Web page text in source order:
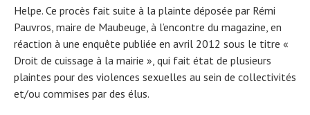
Helpe. Ce procès fait suite à la plainte déposée par Rémi
Pauvros, maire de Maubeuge, à l’encontre du magazine, en
réaction à une enquête publiée en avril 2012 sous le titre «
Droit de cuissage à la mairie », qui fait état de plusieurs
plaintes pour des violences sexuelles au sein de collectivités
et/ou commises par des élus.